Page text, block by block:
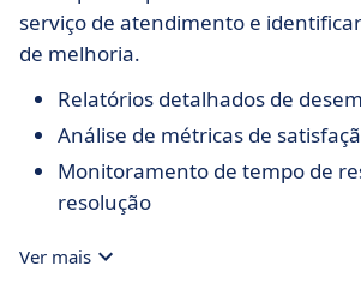
serviço de atendimento e
de melhoria.
Relatórios detalhados de
Análise de métricas de
Monitoramento de tempo de
resolução
Ver mais